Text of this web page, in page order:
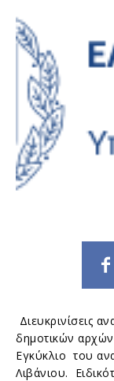
Διευκρινίσεις
δημοτικών
Εγκύκλιο του
Λιβάνιου.